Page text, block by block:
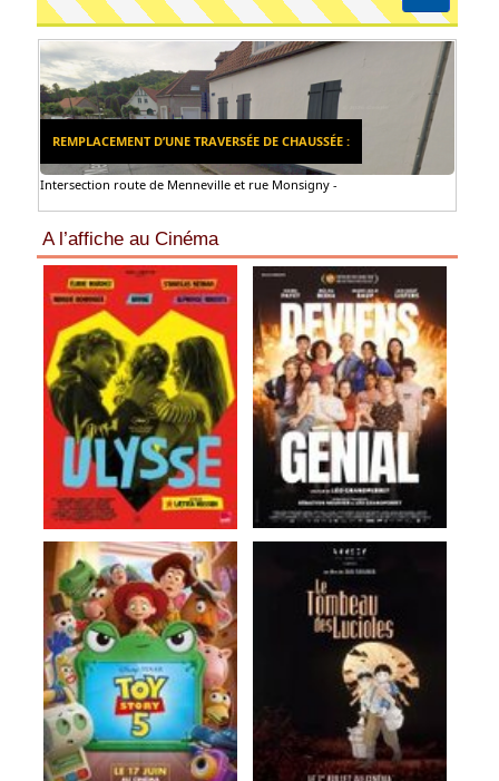
REMPLACEMENT D’UNE TRAVERSÉE DE CHAUSSÉE :
Intersection route de Menneville et rue Monsigny -
A l’affiche au Cinéma